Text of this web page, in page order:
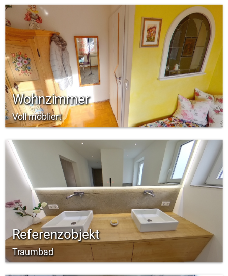
Wohnzimmer
Voll möbliert
Referenzobjekt
Traumbad